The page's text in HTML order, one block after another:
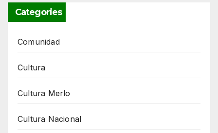
Categories
Comunidad
Cultura
Cultura Merlo
Cultura Nacional